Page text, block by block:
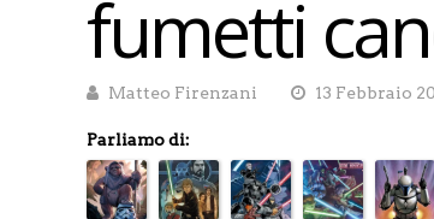
fumetti
Matteo Firenzani 13 Febbraio
Parliamo di: